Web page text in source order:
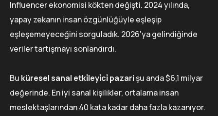
Influencer ekonomisi kökten değişti. 2024 yılında,
yapay zekanın insan özgünlüğüyle eşleşip
eşleşemeyeceğini sorguladık. 2026'ya gelindiğinde
veriler tartışmayı sonlandırdı.
Bu küresel sanal etki̇leyi̇ci̇ pazari şu anda $6,1 milyar
değerinde. En iyi sanal kişilikler, ortalama insan
meslektaşlarından 40 kata kadar daha fazla kazanıyor.